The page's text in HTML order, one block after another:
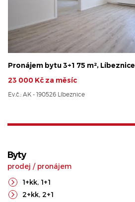
Pronájem bytu 3+1 75 m², Líbeznice
23 000 Kč za měsíc
Ev.č.: AK - 190526 Líbeznice
Byty
prodej / pronájem
1+kk, 1+1
2+kk, 2+1